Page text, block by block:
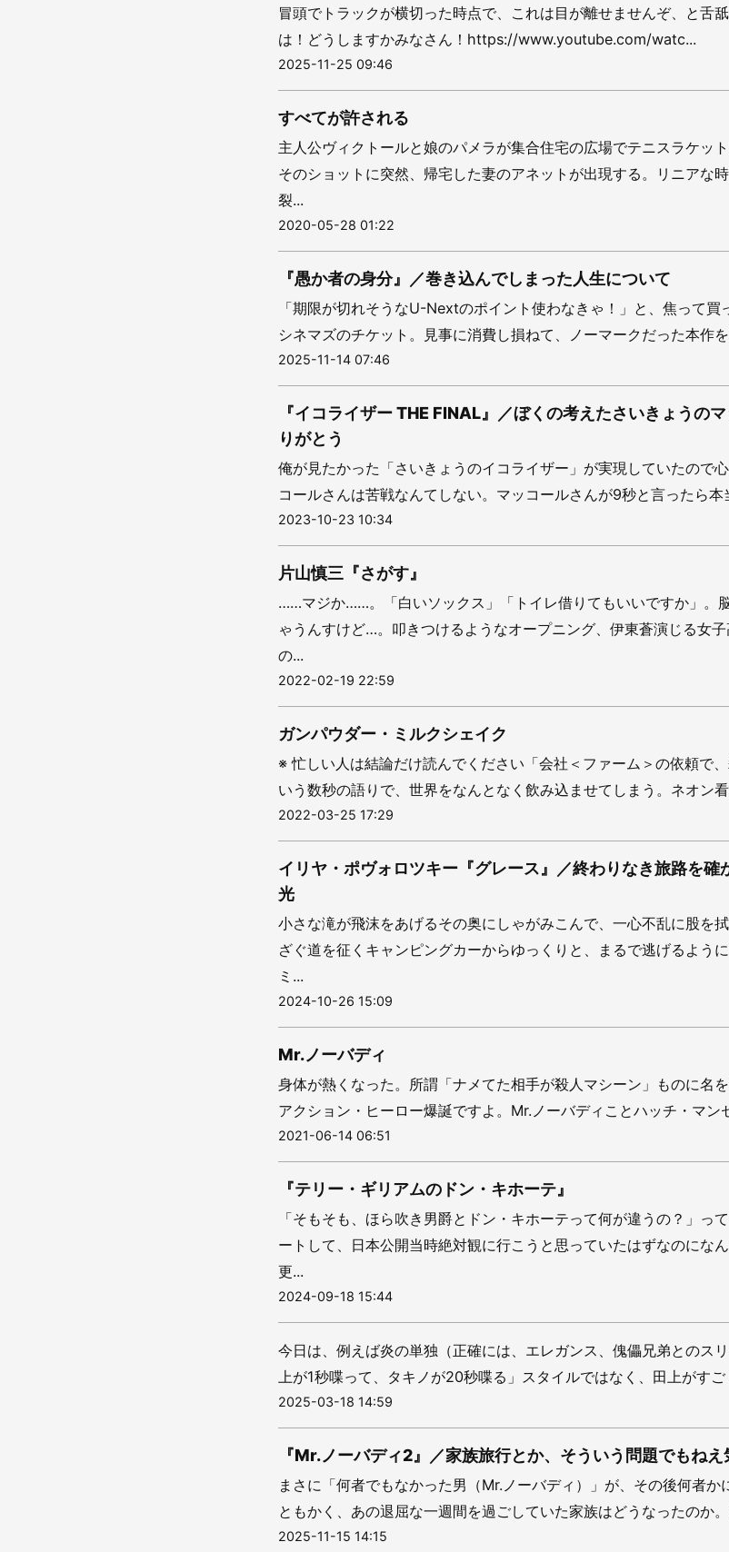
冒頭でトラックが横切った時点で、これは目が離せませんぞ、と舌
は！どうしますかみなさん！https://www.youtube.com/watc...
2025-11-25 09:46
すべてが許される
主人公ヴィクトールと娘のパメラが集合住宅の広場でテニスラケット
そのショットに突然、帰宅した妻のアネットが出現する。リニアな
裂...
2020-05-28 01:22
『愚か者の身分』／巻き込んでしまった人生について
「期限が切れそうなU-Nextのポイント使わなきゃ！」と、焦って買
シネマズのチケット。見事に消費し損ねて、ノーマークだった本作
2025-11-14 07:46
『イコライザー THE FINAL』／ぼくの考えたさいきょうの
りがとう
俺が見たかった「さいきょうのイコライザー」が実現していたので
コールさんは苦戦なんてしない。マッコールさんが9秒と言ったら
2023-10-23 10:34
片山慎三『さがす』
……マジか……。「白いソックス」「トイレ借りてもいいですか」。
ゃうんすけど…。叩きつけるようなオープニング、伊東蒼演じる女
の...
2022-02-19 22:59
ガンパウダー・ミルクシェイク
※ 忙しい人は結論だけ読んでください「会社＜ファーム＞の依頼で
いう数秒の語りで、世界をなんとなく飲み込ませてしまう。ネオン
2022-03-25 17:29
イリヤ・ポヴォロツキー『グレース』／終わりなき旅路を確
光
小さな滝が飛沫をあげるその奥にしゃがみこんで、一心不乱に股を
ざぐ道を征くキャンピングカーからゆっくりと、まるで逃げるよう
ミ...
2024-10-26 15:09
Mr.ノーバディ
身体が熱くなった。所謂「ナメてた相手が殺人マシーン」ものに名
アクション・ヒーロー爆誕ですよ。Mr.ノーバディことハッチ・マン
2021-06-14 06:51
『テリー・ギリアムのドン・キホーテ』
「そもそも、ほら吹き男爵とドン・キホーテって何が違うの？」っ
ートして、日本公開当時絶対観に行こうと思っていたはずなのにな
更...
2024-09-18 15:44
今日は、例えば炎の単独（正確には、エレガンス、傀儡兄弟とのス
上が1秒喋って、タキノが20秒喋る」スタイルではなく、田上がすご
2025-03-18 14:59
『Mr.ノーバディ2』／家族旅行とか、そういう問題でもね
まさに「何者でもなかった男（Mr.ノーバディ）」が、その後何者か
ともかく、あの退屈な一週間を過ごしていた家族はどうなったのか
2025-11-15 14:15